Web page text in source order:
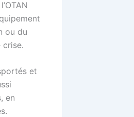
ou du
crise.
et
en